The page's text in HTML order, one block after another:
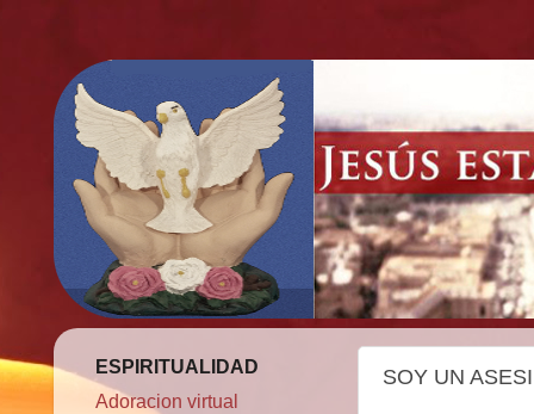
SOY UN
ESPIRITUALIDAD
Adoracion virtual